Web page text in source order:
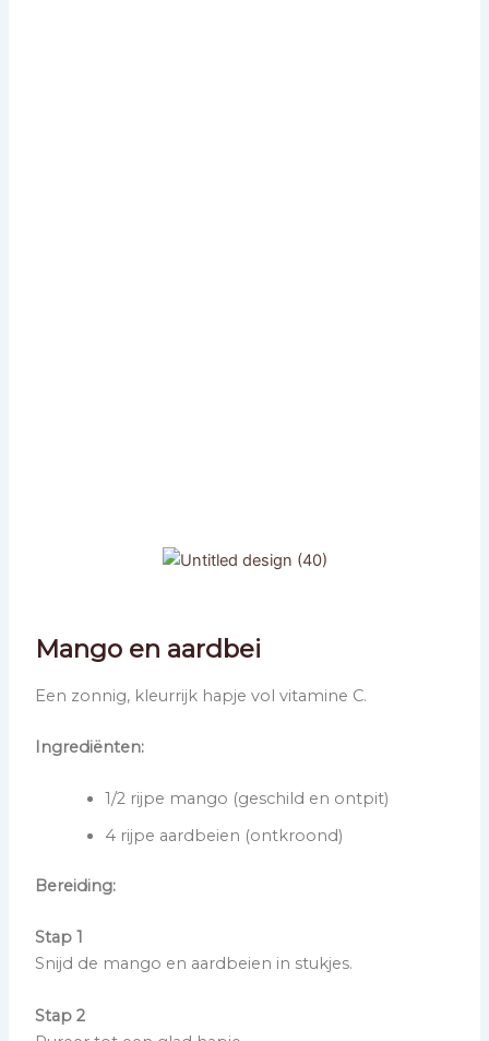
Mango en aardbei
Een zonnig, kleurrijk hapje vol vitamine C.
Ingrediënten:
1/2 rijpe mango (geschild en ontpit)
4 rijpe aardbeien (ontkroond)
Bereiding:
Stap 1
Snijd de mango en aardbeien in stukjes.
Stap 2